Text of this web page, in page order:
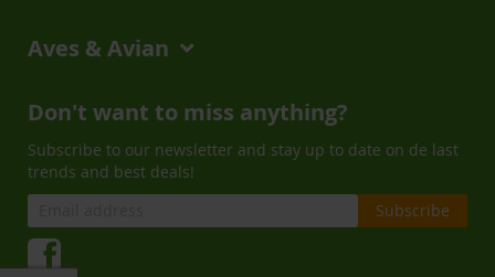
Aves & Avian
Don't want to miss anything?
Subscribe to our newsletter and stay up to date on de last
trends and best deals!
Subscribe